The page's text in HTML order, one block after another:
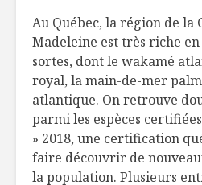
Au Québec, la région de la
Madeleine est très riche
sortes, dont le wakamé
royal, la main-de-mer
atlantique. On retrouve
parmi les espèces
» 2018, une certification
faire découvrir de
la population. Plusieurs
5 vins parfaits
recevoir durant
temps des fêtes
Coffret des
Disaronno!